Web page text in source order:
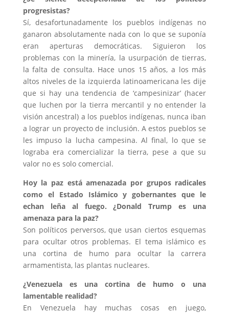
progresistas?
Sí, desafortunadamente los pueblos indígenas no
ganaron absolutamente nada con lo que se suponía
eran aperturas democráticas. Siguieron los
problemas con la minería, la usurpación de tierras,
la falta de consulta. Hace unos 15 años, a los más
altos niveles de la izquierda latinoamericana les dije
que si hay una tendencia de ‘campesinizar’ (hacer
que luchen por la tierra mercantil y no entender la
visión ancestral) a los pueblos indígenas, nunca iban
a lograr un proyecto de inclusión. A estos pueblos se
les impuso la lucha campesina. Al final, lo que se
lograba era comercializar la tierra, pese a que su
valor no es solo comercial.
Hoy la paz está amenazada por grupos radicales
como el Estado Islámico y gobernantes que le
echan leña al fuego. ¿Donald Trump es una
amenaza para la paz?
Son políticos perversos, que usan ciertos esquemas
para ocultar otros problemas. El tema islámico es
una cortina de humo para ocultar la carrera
armamentista, las plantas nucleares.
¿Venezuela es una cortina de humo o una
lamentable realidad?
En Venezuela hay muchas cosas en juego,